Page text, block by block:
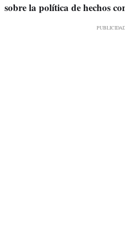
sobre la política de hechos